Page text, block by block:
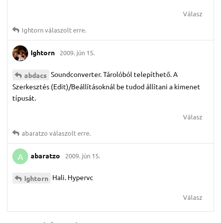
Válasz
Ightornválaszolt erre.
Ightorn 2009. jún 15.
abdacs Soundconverter. Tárolóból telepíthető. A
Szerkesztés (Edit)/Beállításoknál be tudod állítani a kimenet
típusát.
Válasz
abaratzo válaszolt erre.
A abaratzo 2009. jún 15.
Ightorn Hali. Hypervc
Válasz